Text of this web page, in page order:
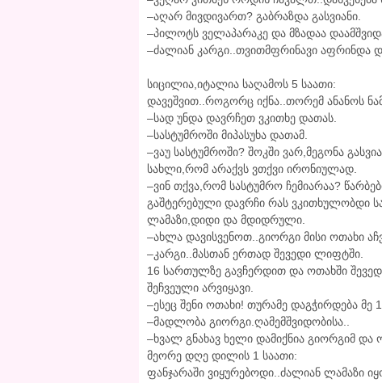
–აღარ მივდივართ? გაბრაზდა გასვიანი.
–პილოტს ველაპარაკე და მზადაა
–ძალიან კარგი..თვითმფრინავი აფრინდა
სიცილია,იტალია საღამოს 5 საათი:
დავეშვით..როგორც იქნა..თორემ ანანოს
–სად უნდა დავრჩეთ ვკითხე დათას.
–სასტუმროში მიპასუხა დათამ.
–ვაუ სასტუმროში? შოკში ვარ,მეგონა
სახლი,რომ არაქვს ვთქვი ირონიულად.
–ვინ თქვა,რომ სასტუმრო ჩემიარაა?
გაშტერებული დავრჩი რას
ლამაზი,დიდი და მდიდრული.
–ახლა დავისვენოთ..გიორგი მისი ოთახი
–კარგი..მასთან ერთად შევედი ლიფტში.
16 სართულზე გავჩერდით და ოთახში
შეჩვეული არვიყავი.
–ესეც შენი ოთახი! თურამე დაგჭირდება მე
–მადლობა გიორგი.ღამემშვიდობისა..
–ხვალ გნახავ ხელი დამიქნია გიორგიმ და
მეორე დღე დილის 1 საათი:
ფანჯარაში ვიყურებოდი..ძალიან ლამაზი